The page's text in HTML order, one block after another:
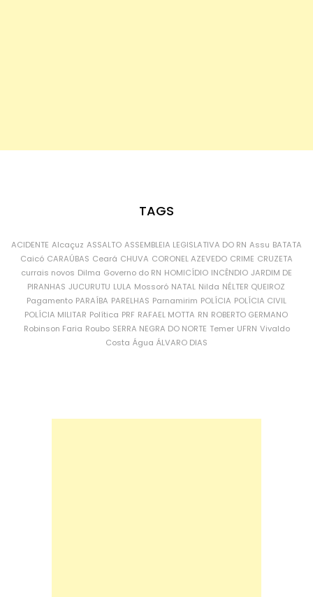
TAGS
ACIDENTE Alcaçuz ASSALTO ASSEMBLEIA LEGISLATIVA DO RN Assu BATATA
Caicó CARAÚBAS Ceará CHUVA CORONEL AZEVEDO CRIME CRUZETA
currais novos Dilma Governo do RN HOMICÍDIO INCÊNDIO JARDIM DE
PIRANHAS JUCURUTU LULA Mossoró NATAL Nilda NÉLTER QUEIROZ
Pagamento PARAÍBA PARELHAS Parnamirim POLÍCIA POLÍCIA CIVIL
POLÍCIA MILITAR Política PRF RAFAEL MOTTA RN ROBERTO GERMANO
Robinson Faria Roubo SERRA NEGRA DO NORTE Temer UFRN Vivaldo
Costa Água ÁLVARO DIAS